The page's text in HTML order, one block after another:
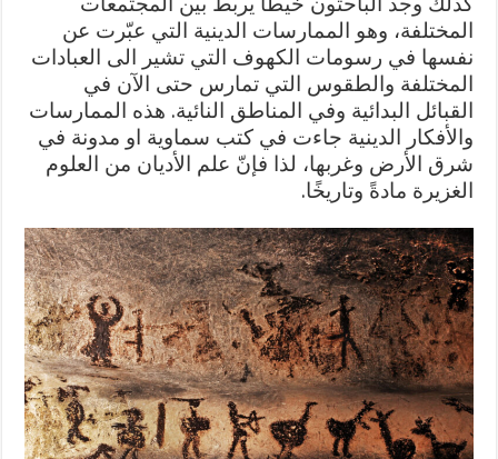
المختلفة، وهو الممارسات الدينية التي عبّرت عن
نفسها في رسومات الكهوف التي تشير الى العبادات
المختلفة والطقوس التي تمارس حتى الآن في
القبائل البدائية وفي المناطق النائية. هذه الممارسات
والأفكار الدينية جاءت في كتب سماوية او مدونة في
شرق الأرض وغربها، لذا فإنّ علم الأديان من العلوم
الغزيرة مادةً وتاريخًا.